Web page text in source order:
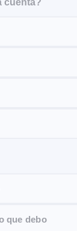
cuenta?
que debo